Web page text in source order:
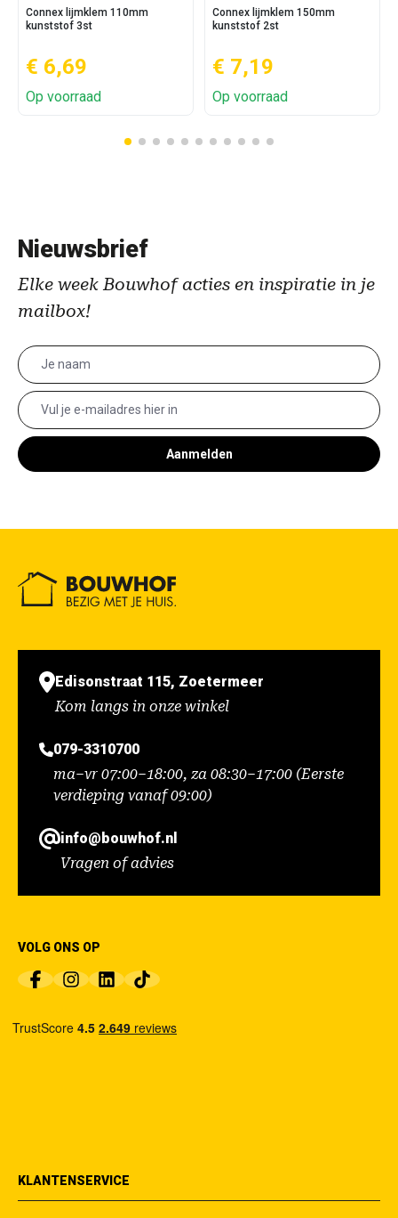
Connex lijmklem 110mm
kunststof 3st
€ 6,69
Op voorraad
Connex lijmklem 150mm
kunststof 2st
€ 7,19
Op voorraad
Nieuwsbrief
Elke week Bouwhof acties en inspiratie in je
mailbox!
Aanmelden
Edisonstraat 115, Zoetermeer
Kom langs in onze winkel
079-3310700
ma–vr 07:00–18:00, za 08:30–17:00 (Eerste
verdieping vanaf 09:00)
info@bouwhof.nl
Vragen of advies
VOLG ONS OP
KLANTENSERVICE